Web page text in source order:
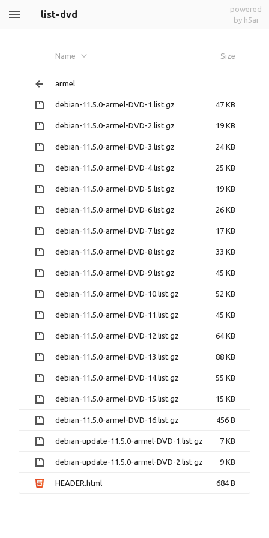
list-dvd
powered
by h5ai
Name Size
armel
debian-11.5.0-armel-DVD-1.list.gz 47 KB
debian-11.5.0-armel-DVD-2.list.gz 19 KB
debian-11.5.0-armel-DVD-3.list.gz 24 KB
debian-11.5.0-armel-DVD-4.list.gz 25 KB
debian-11.5.0-armel-DVD-5.list.gz 19 KB
debian-11.5.0-armel-DVD-6.list.gz 26 KB
debian-11.5.0-armel-DVD-7.list.gz 17 KB
debian-11.5.0-armel-DVD-8.list.gz 33 KB
debian-11.5.0-armel-DVD-9.list.gz 45 KB
debian-11.5.0-armel-DVD-10.list.gz 52 KB
debian-11.5.0-armel-DVD-11.list.gz 45 KB
debian-11.5.0-armel-DVD-12.list.gz 64 KB
debian-11.5.0-armel-DVD-13.list.gz 88 KB
debian-11.5.0-armel-DVD-14.list.gz 55 KB
debian-11.5.0-armel-DVD-15.list.gz 15 KB
debian-11.5.0-armel-DVD-16.list.gz 456 B
debian-update-11.5.0-armel-DVD-1.list.gz 7 KB
debian-update-11.5.0-armel-DVD-2.list.gz 9 KB
HEADER.html 684 B